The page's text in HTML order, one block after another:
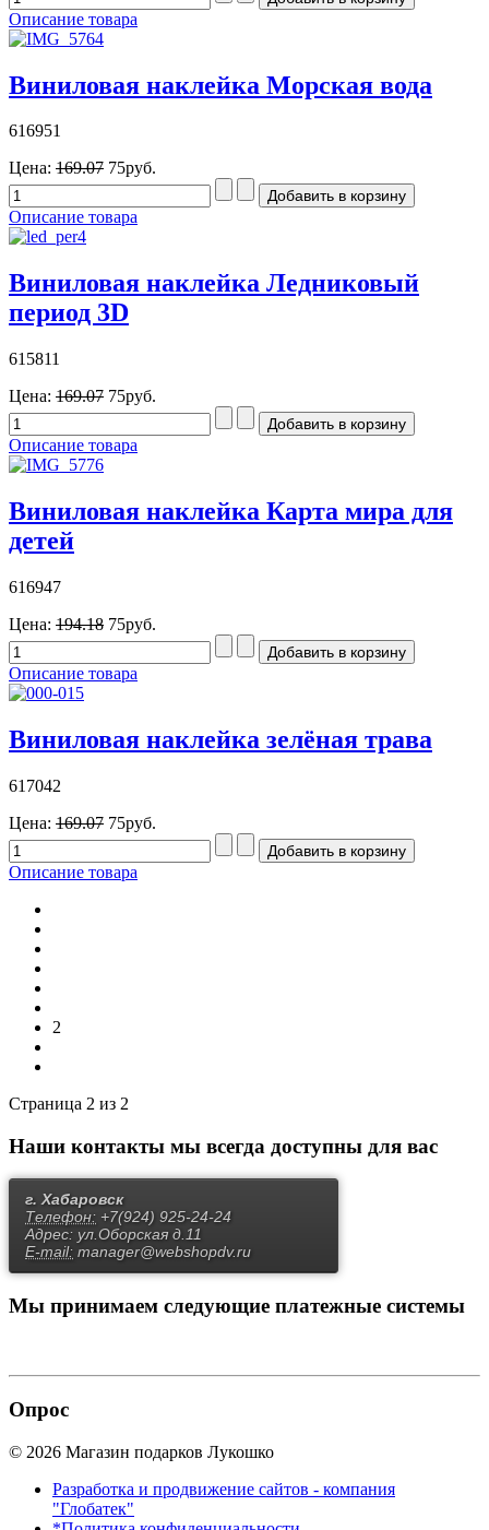
Описание товара
Виниловая наклейка Морская вода
616951
Цена: 169.07 75руб.
Описание товара
Виниловая наклейка Ледниковый
период 3D
615811
Цена: 169.07 75руб.
Описание товара
Виниловая наклейка Карта мира для
детей
616947
Цена: 194.18 75руб.
Описание товара
Виниловая наклейка зелёная трава
617042
Цена: 169.07 75руб.
Описание товара
2
Страница 2 из 2
Наши контакты мы всегда доступны для вас
г. Хабаровск
Телефон: +7(924) 925-24-24
Адрес: ул.Оборская д.11
E-mail: manager@webshopdv.ru
Мы принимаем следующие платежные системы
Опрос
© 2026 Магазин подарков Лукошко
Разработка и продвижение сайтов - компания
"Глобатек"